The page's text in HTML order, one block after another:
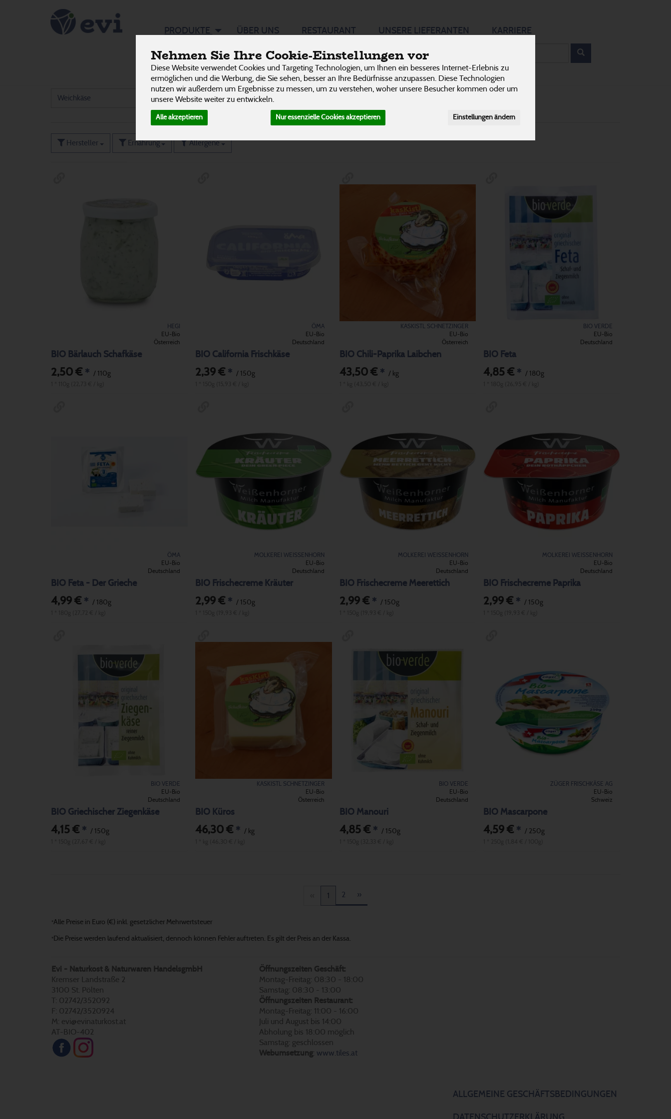
Nehmen Sie Ihre Cookie-Einstellungen vor
Diese Website verwendet Cookies und Targeting Technologien, um Ihnen ein besseres Internet-Erlebnis zu
ermöglichen und die Werbung, die Sie sehen, besser an Ihre Bedürfnisse anzupassen. Diese Technologien
nutzen wir außerdem um Ergebnisse zu messen, um zu verstehen, woher unsere Besucher kommen oder um
unsere Website weiter zu entwickeln.
Alle akzeptieren Nur essenzielle Cookies akzeptieren Einstellungen ändern
PRODUKTE ÜBER UNS RESTAURANT UNSERE LIEFERANTEN KARRIERE
Käse
6 Frischkäse Hartkäse
4
Weichkäse
Hersteller Ernährung Allergene
HEGI
EU-Bio
Österreich
BIO Bärlauch Schafkäse
2,50 € * / 110g
ÖMA
EU-Bio
Deutschland
BIO California Frischkäse
2,39 €* / 150g
KASKISTL SCHNETZINGER
EU-Bio
Österreich
BIO Chili-Paprika Laibchen
43,50 €* / kg
BIO VERDE
EU-Bio
Deutschland
BIO Feta
4,85 € * / 180g
ÖMA
EU-Bio
Deutschland
BIO Feta - Der Grieche
4,99 € * / 180g
MOLKEREI WEISSENHORN
EU-Bio
Deutschland
BIO Frischecreme Kräuter
2,99 €* / 150g
MOLKEREI WEISSENHORN
EU-Bio
Deutschland
BIO Frischecreme Meerettich
2,99 €* / 150g
MOLKEREI WEISSENHORN
EU-Bio
Deutschland
BIO Frischecreme Paprika
2,99 € * / 150g
BIO VERDE
EU-Bio
Deutschland
BIO Griechischer Ziegenkäse
4,15 € * / 150g
KASKISTL SCHNETZINGER
EU-Bio
Österreich
BIO Küros
46,30 €* / kg
BIO VERDE
EU-Bio
Deutschland
BIO Manouri
4,85 €* / 150g
ZÜGER FRISCHKÄSE AG
EU-Bio
Schweiz
BIO Mascarpone
4,59 € * / 250g
1 2 »
*Alle Preise in Euro (€) inkl. gesetzlicher Mehrwertsteuer
* Die Preise werden laufend aktualisiert, dennoch können Fehler auftreten. Es gilt der Preis an der Kassa.
Evi - Naturkost & Naturwaren HandelsgmbH
Kremser Landstraße 2
3100 St. Pölten
T: 02742/352092
F: 02742/3520924
M: evi@evinaturkost.at
AT-BIO-402
Öffnungszeiten Geschäft:
Montag-Freitag: 08:30 - 18:00
Samstag: 08:30 - 13:00
Öffnungszeiten Restaurant:
Montag-Freitag: 11:00 - 16:00
Juli und August bis 14:00
Abholung bis 18:00 möglich
Samstag: geschlossen
Webumsetzung: www.tiles.at
ALLGEMEINE GESCHÄFTSBEDINGUNGEN